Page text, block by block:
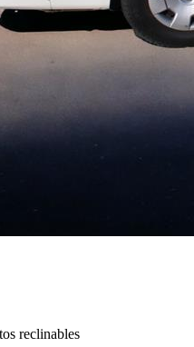
reclinables